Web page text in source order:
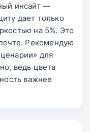
инсайт —
дает только
на 5%. Это
Рекомендую
для
ведь цвета
важнее